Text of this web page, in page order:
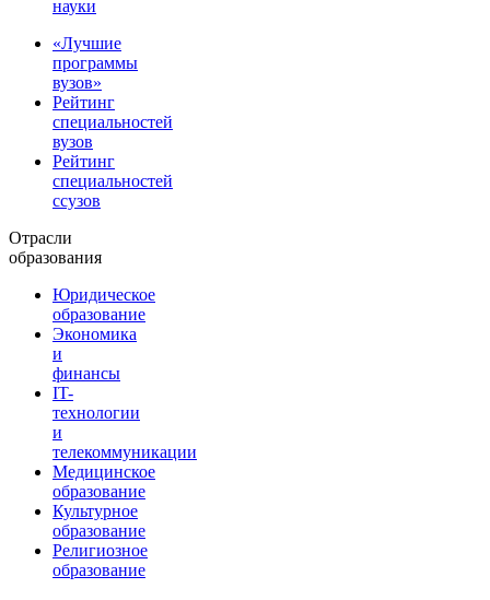
науки
«Лучшие
программы
вузов»
Рейтинг
специальностей
вузов
Рейтинг
специальностей
ссузов
Отрасли
образования
Юридическое
образование
Экономика
и
финансы
IT-
технологии
и
телекоммуникации
Медицинское
образование
Культурное
образование
Религиозное
образование